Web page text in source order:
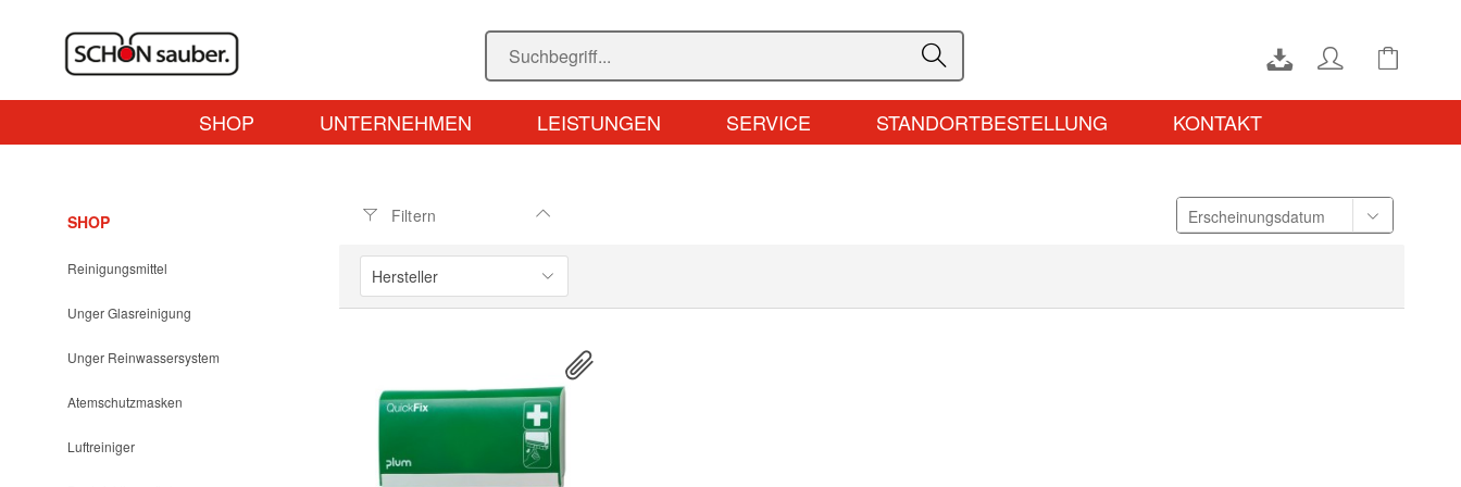
SHOP UNTERNEHMEN LEISTUNGEN SERVICE STANDORTBESTELLUNG KONTAKT
SHOP
Reinigungsmittel
Unger Glasreinigung
Unger Reinwassersystem
Atemschutzmasken
Luftreiniger
Filtern
Hersteller